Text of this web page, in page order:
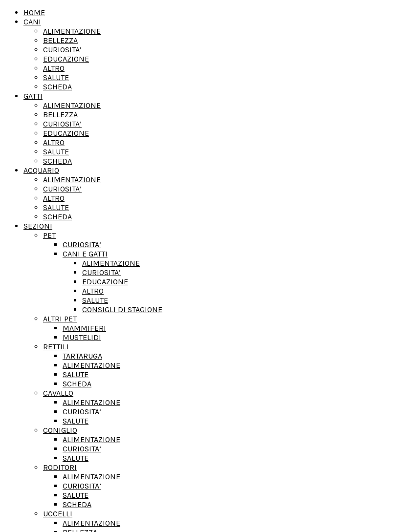
HOME
CANI
ALIMENTAZIONE
BELLEZZA
CURIOSITA’
EDUCAZIONE
ALTRO
SALUTE
SCHEDA
GATTI
ALIMENTAZIONE
BELLEZZA
CURIOSITA’
EDUCAZIONE
ALTRO
SALUTE
SCHEDA
ACQUARIO
ALIMENTAZIONE
CURIOSITA’
ALTRO
SALUTE
SCHEDA
SEZIONI
PET
CURIOSITA’
CANI E GATTI
ALIMENTAZIONE
CURIOSITA’
EDUCAZIONE
ALTRO
SALUTE
CONSIGLI DI STAGIONE
ALTRI PET
MAMMIFERI
MUSTELIDI
RETTILI
TARTARUGA
ALIMENTAZIONE
SALUTE
SCHEDA
CAVALLO
ALIMENTAZIONE
CURIOSITA’
SALUTE
CONIGLIO
ALIMENTAZIONE
CURIOSITA’
SALUTE
RODITORI
ALIMENTAZIONE
CURIOSITA’
SALUTE
SCHEDA
UCCELLI
ALIMENTAZIONE